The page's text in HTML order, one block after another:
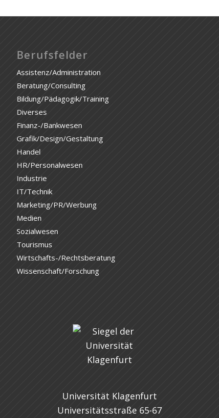
Berufsfelder
Assistenz/Administration
Beratung/Consulting
Bildung/Pädagogik/Training
Diverses
Finanz-/Bankwesen
Grafik/Design/Gestaltung
Handel
HR/Personalwesen
Industrie
IT/Technik
Marketing/PR/Werbung
Medien
Sozialwesen
Tourismus
Wirtschafts-/Rechtsberatung
Wissenschaft/Forschung
Universität Klagenfurt
Universitätsstraße 65-67